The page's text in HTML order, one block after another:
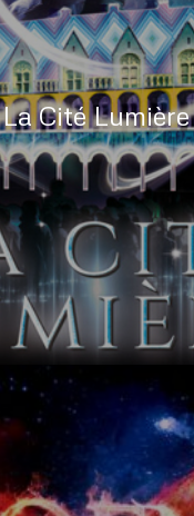
La Cité Lumière